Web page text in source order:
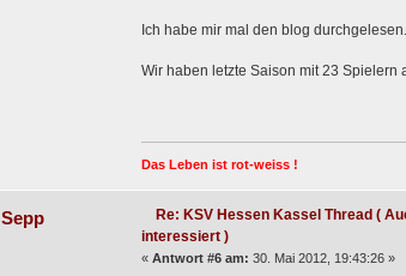
Ich habe mir mal den blog
Wir haben letzte Saison mit 23 Spielern
Das Leben ist rot-weiss !
Sepp
Re: KSV Hessen Kassel Thread (
interessiert )
« Antwort #6 am: 30. Mai 2012, 19:43:26 »